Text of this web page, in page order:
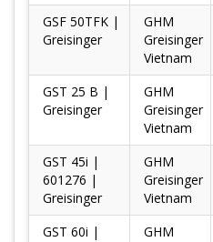
GSF 50TFK |
Greisinger
GHM
Greisinger
Vietnam
GST 25 B |
Greisinger
GHM
Greisinger
Vietnam
GST 45i |
601276 |
Greisinger
GHM
Greisinger
Vietnam
GST 60i |
GHM